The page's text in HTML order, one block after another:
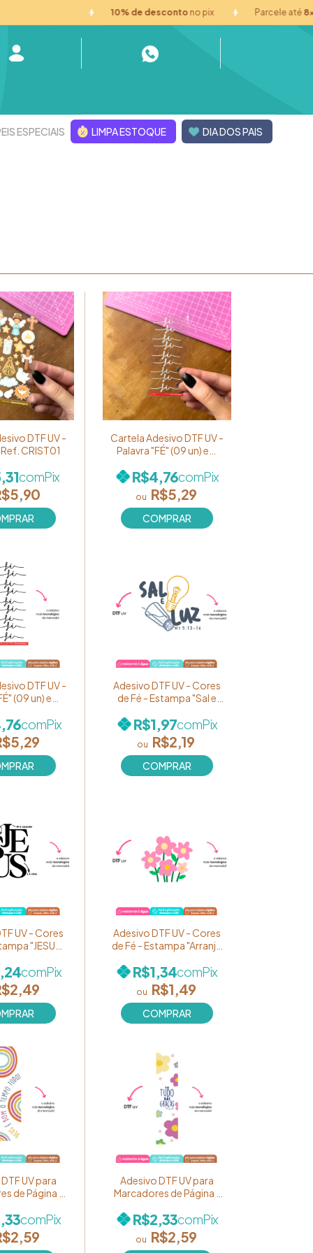
10% de descontono pix Parcele até8x sem
ESPECIAIS LIMPA ESTOQUE DIA DOS PAIS
DTF UV -
CRIST01
comPix
Cartela Adesivo DTF UV -
Palavra "FÉ" (09 un) em
R$5,29
R$4,76comPix
DTF UV -
(09 un) em
comPix
Adesivo DTF UV - Cores
de Fé - Estampa "Sal e
R$2,19
R$1,97comPix
UV - Cores
"JESUS:
139 (unidade)
comPix
Adesivo DTF UV - Cores
de Fé - Estampa "Arranjo
(unidade)
R$1,49
R$1,34comPix
UV para
de Página -
é bom o
Ref. BM46
comPix
Adesivo DTF UV para
Marcadores de Página -
Estampa "Em tudo dai
graças" Ref. BM40
R$2,59
R$2,33comPix